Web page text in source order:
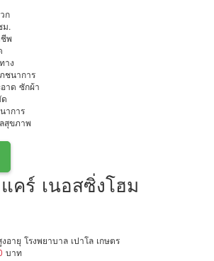
ก
ม.
พ
าง
ชนาการ
าด ซักผ้า
าการ
สุขภาพ
คร์ เนอสซิ่งโฮม
ายุ โรงพยาบาล เปาโล เกษตร
บาท